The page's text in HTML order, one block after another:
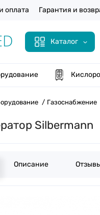
оплата Гарантия и
Каталог
Газоснабжение
Silbermann
Описание